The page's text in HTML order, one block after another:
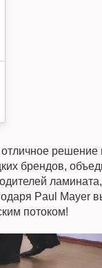
решение
брендов,
Paul Mayer
потоком!